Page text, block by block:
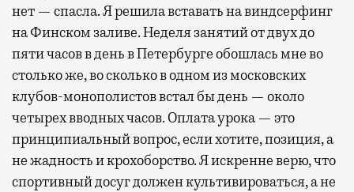
нет — спасла. Я решила вставать на виндсерфинг
на Финском заливе. Неделя занятий от двух до
пяти часов в день в Петербурге обошлась мне во
столько же, во сколько в одном из московских
клубов-монополистов встал бы день — около
четырех вводных часов. Оплата урока — это
принципиальный вопрос, если хотите, позиция, а
не жадность и крохоборство. Я искренне верю, что
спортивный досуг должен культивироваться, а не